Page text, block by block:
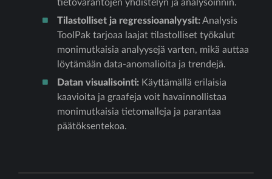
tietovarantojen yhdistelyn ja analysoinnin.
Tilastolliset ja regressioanalyysit:Analysis
ToolPak tarjoaa laajat tilastolliset työkalut
monimutkaisia analyysejä varten, mikä auttaa
löytämään data-anomalioita ja trendejä.
Datan visualisointi: Käyttämällä erilaisia
kaavioita ja graafeja voit havainnollistaa
monimutkaisia tietomalleja ja parantaa
päätöksentekoa.